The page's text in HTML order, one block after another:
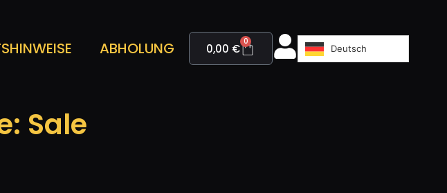
ABHOLUNG 0,00 € 0
Deutsch
Sale